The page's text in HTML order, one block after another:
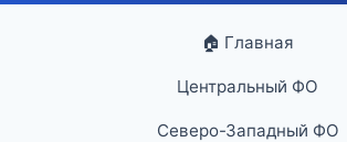
🏠 Главная
Центральный ФО
Северо-Западный ФО